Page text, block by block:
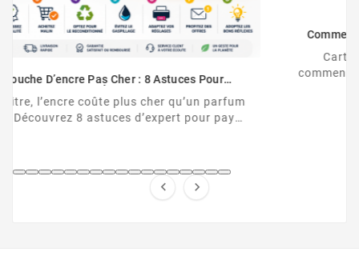
Comment Désactiver La Puce De La Cartouche HP
comment désactiver la protection des cartouches
HP et contourner la puce HP en toute légalité.
 